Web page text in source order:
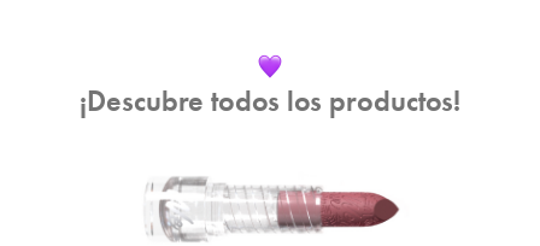
¡Descubre todos los productos!